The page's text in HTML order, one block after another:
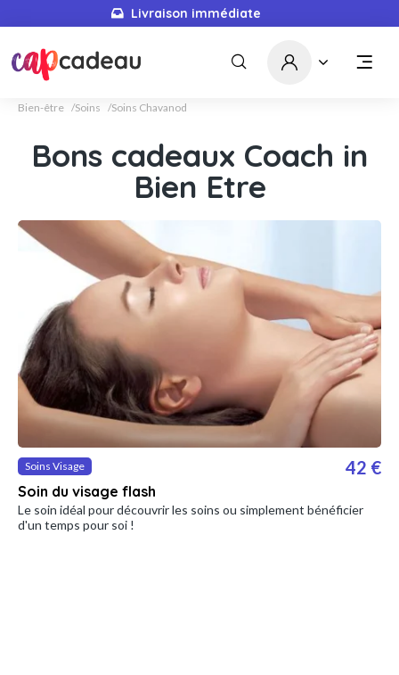
Livraison immédiate
Bien-être Soins Soins Chavanod
Bons cadeaux Coach in
Bien Etre
Soins Visage
Soin du visage flash
42 €
Le soin idéal pour découvrir les soins ou simplement bénéficier
d'un temps pour soi !